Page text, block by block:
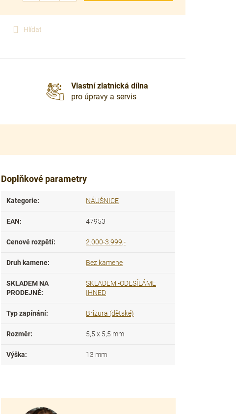
Hlídat
Vlastní zlatnická dílna
pro úpravy a servis
Doplňkové parametry
Kategorie: NÁUŠNICE
EAN: 47953
Cenové rozpětí: 2.000-3.999,-
Druh kamene: Bez kamene
SKLADEM NA
PRODEJNĚ:
SKLADEM -ODESÍLÁME
IHNED
Typ zapínání: Brizura (dětské)
Rozměr: 5,5 x 5,5 mm
Výška: 13 mm